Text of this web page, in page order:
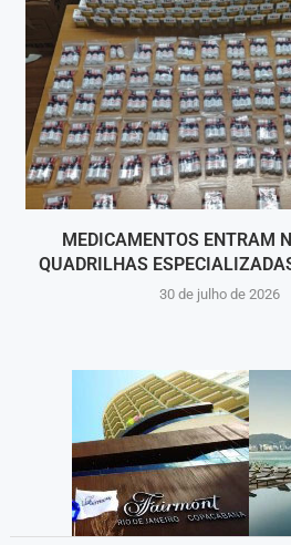
MEDICAMENTOS ENTRAM
QUADRILHAS
30 de julho de 2026